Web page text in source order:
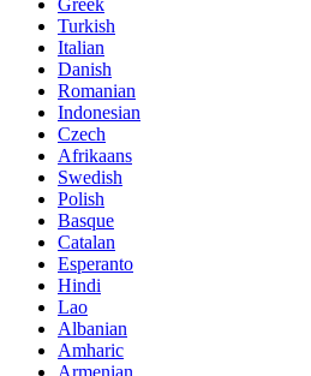
Turkish
Italian
Danish
Romanian
Indonesian
Czech
Afrikaans
Swedish
Polish
Basque
Catalan
Esperanto
Hindi
Lao
Albanian
Amharic
Armenian